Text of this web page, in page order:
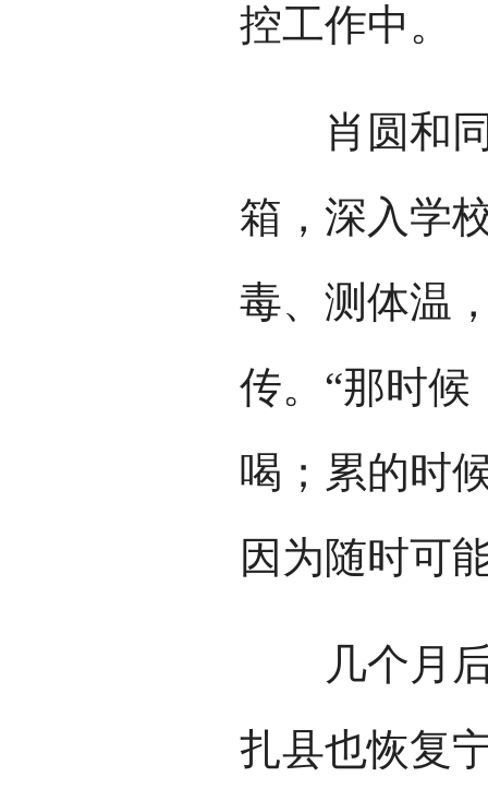
控工作中。
肖圆和同
箱，深入学
毒、测体温
传。“那时
喝；累的时
因为随时可
几个月后
扎县也恢复